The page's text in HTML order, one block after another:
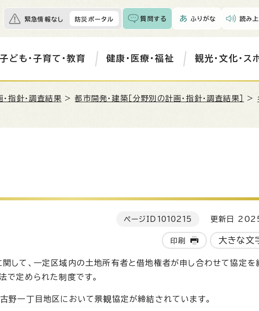
緊急情報なし 防災ポータル 質問する ふりがな 読み
子ども・子育て・教育 健康・医療・福祉 観光・文化・ス
・指針・調査結果 >都市開発・建築［分野別の計画・指針・調査結果］ >
ページID 1010215 更新日
印刷 大きな文
して、一定区域内の土地所有者と借地権者が申し合わせて協定を
で定められた制度です。
野一丁目地区において景観協定が締結されています。